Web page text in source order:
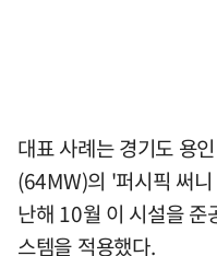
대표 사례는 경기도 용
(64MW)의 '퍼시픽 써
난해 10월 이 시설을 준
스템을 적용했다.